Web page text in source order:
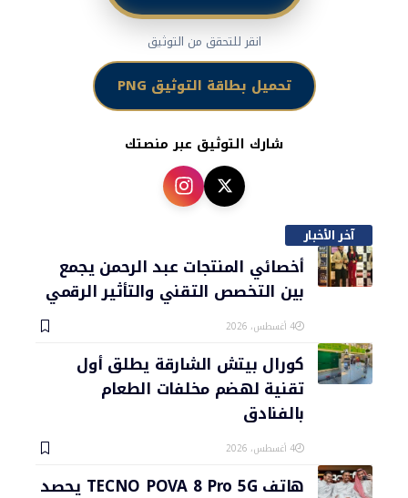
انقر للتحقق من التوثيق
تحميل بطاقة التوثيق PNG
شارك التوثيق عبر منصتك
آخر الأخبار
أخصائي المنتجات عبد الرحمن يجمع
بين التخصص التقني والتأثير الرقمي
4 أغسطس، 2026
كورال بيتش الشارقة يطلق أول
تقنية لهضم مخلفات الطعام
بالفنادق
4 أغسطس، 2026
هاتف TECNO POVA 8 Pro 5G يحصد